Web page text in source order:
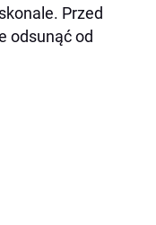
Przed
odsunąć od